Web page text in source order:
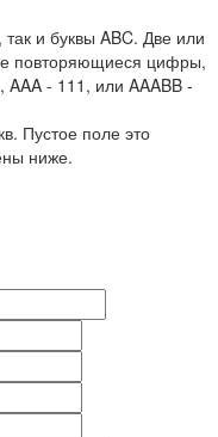
и буквы ABC. Две или
повторяющиеся цифры,
AAA - 111 , или AAABB -
Пустое поле это
ниже.